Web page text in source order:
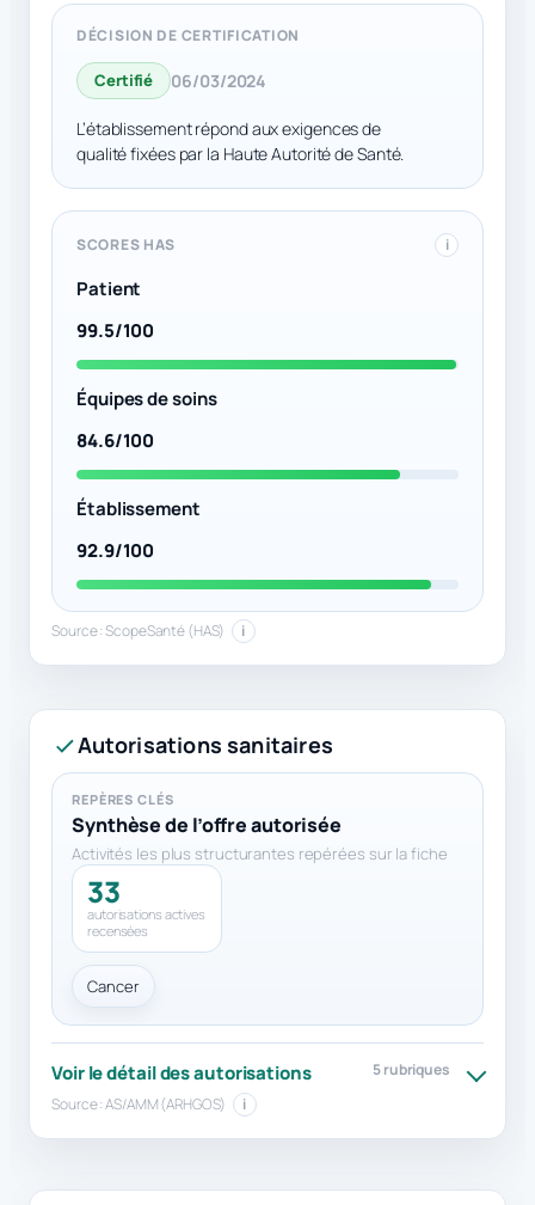
Autorisations sanitaires
REPÈRES CLÉS
Synthèse de l’offre autorisée
Activités les plus structurantes repérées sur la fiche
33
autorisations actives
recensées
Cancer
Voir le détail des autorisations
5 rubriques
Source : AS/AMM (ARHGOS)
i
DÉCISION DE CERTIFICATION
Certifié 06/03/2024
L’établissement répond aux exigences de
qualité fixées par la Haute Autorité de Santé.
SCORES HAS i
Patient
99.5/100
Équipes de soins
84.6/100
Établissement
92.9/100
Source : ScopeSanté (HAS) i